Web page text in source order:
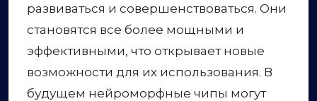
развиваться и совершенствоваться. Они
становятся все более мощными и
эффективными, что открывает новые
возможности для их использования. В
будущем нейроморфные чипы могут